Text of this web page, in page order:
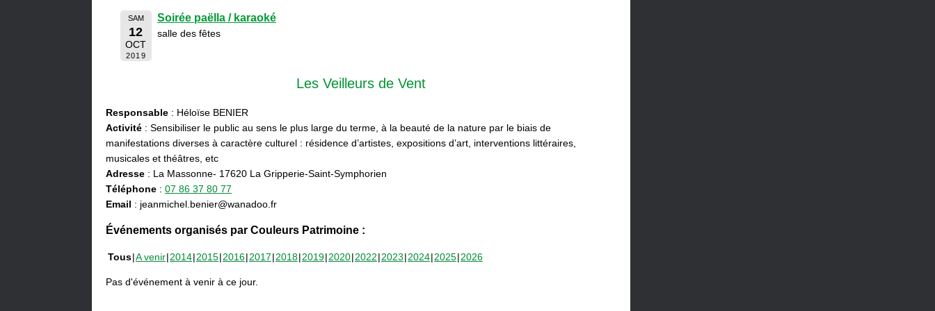
SAM
12
OCT
2019
Soirée paëlla / karaoké
salle des fêtes
Les Veilleurs de Vent
Responsable : Héloïse BENIER
Activité : Sensibiliser le public au sens le plus large du terme, à la beauté de la nature par le biais de
manifestations diverses à caractère culturel : résidence d’artistes, expositions d’art, interventions littéraires,
musicales et théâtres, etc
Adresse : La Massonne- 17620 La Gripperie-Saint-Symphorien
Téléphone : 07 86 37 80 77
Email : jeanmichel.benier@wanadoo.fr
Événements organisés par Couleurs Patrimoine :
Tous A venir 2014 2015 2016 2017 2018 2019 2020 2022 2023 2024 2025 2026
Pas d'événement à venir à ce jour.